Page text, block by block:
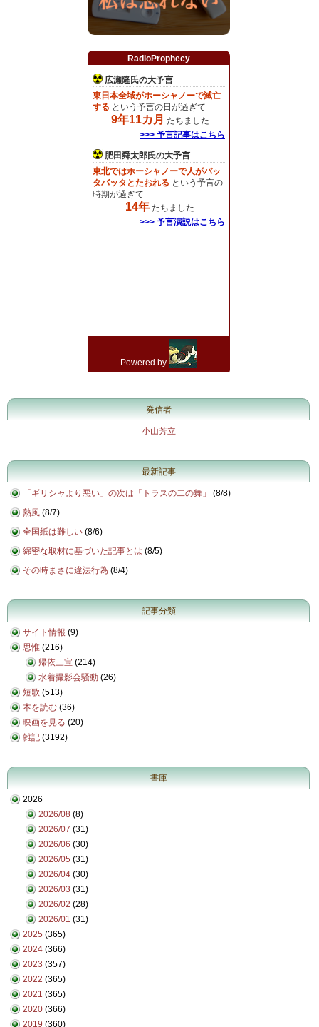
発信者
小山芳立
最新記事
「ギリシャより悪い」の次は「トラスの二の舞」 (8/8)
熱風 (8/7)
全国紙は難しい (8/6)
綿密な取材に基づいた記事とは (8/5)
その時まさに違法行為 (8/4)
記事分類
サイト情報 (9)
思惟 (216)
帰依三宝 (214)
水着撮影会騒動 (26)
短歌 (513)
本を読む (36)
映画を見る (20)
雑記 (3192)
書庫
2026
2026/08 (8)
2026/07 (31)
2026/06 (30)
2026/05 (31)
2026/04 (30)
2026/03 (31)
2026/02 (28)
2026/01 (31)
2025 (365)
2024 (366)
2023 (357)
2022 (365)
2021 (365)
2020 (366)
2019 (360)